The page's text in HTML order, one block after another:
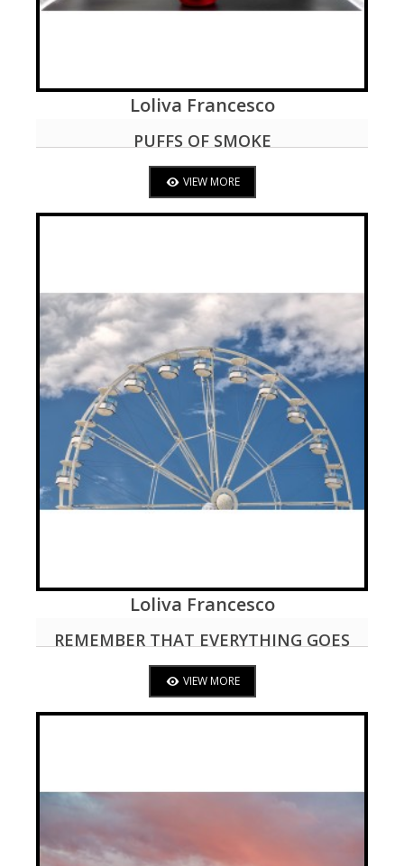
VIEW MORE
Loliva Francesco
PUFFS OF SMOKE
VIEW MORE
VIEW MORE
Loliva Francesco
REMEMBER THAT EVERYTHING GOES
VIEW MORE